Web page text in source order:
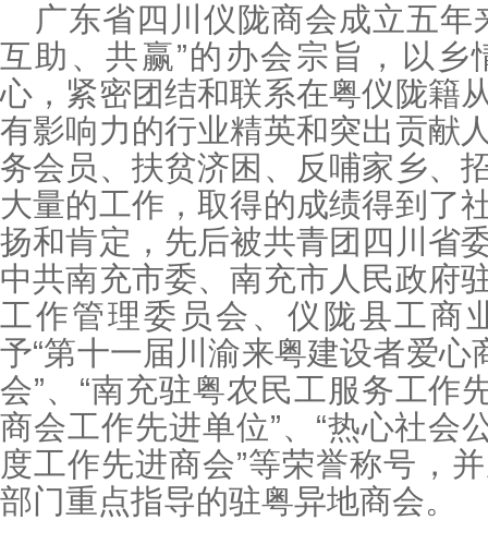
广东省四川仪陇商会成立五年
互助、共赢”的办会宗旨，以
心，紧密团结和联系在粤仪陇籍
有影响力的行业精英和突出贡献
务会员、扶贫济困、反哺家乡、
大量的工作，取得的成绩得到了
扬和肯定，先后被共青团四川省
中共南充市委、南充市人民政府
工作管理委员会、仪陇县工商
予“第十一届川渝来粤建设者爱心
会”、“南充驻粤农民工服务工作
商会工作先进单位”、“热心社会
度工作先进商会”等荣誉称号，
部门重点指导的驻粤异地商会。